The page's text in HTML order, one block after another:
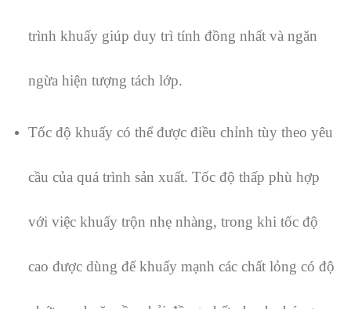
trình khuấy giúp duy trì tính đồng nhất và ngăn
ngừa hiện tượng tách lớp.
Tốc độ khuấy có thể được điều chỉnh tùy theo yêu
cầu của quá trình sản xuất. Tốc độ thấp phù hợp
với việc khuấy trộn nhẹ nhàng, trong khi tốc độ
cao được dùng để khuấy mạnh các chất lỏng có độ